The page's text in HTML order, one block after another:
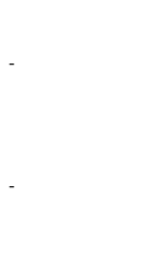
-
-